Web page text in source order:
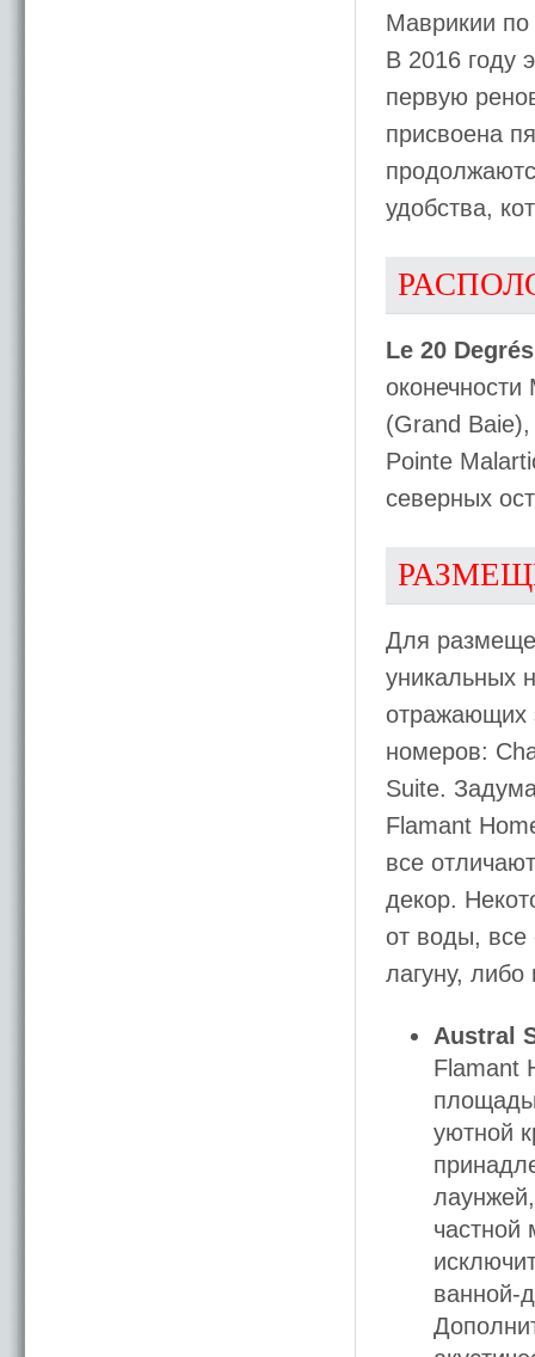
Маврикии по
В 2016 году
первую
присвоена
удобства,
Le 20
(Grand
Pointe
северных
Для
уникальных
отражающих
номеров:
Suite.
Flamant
все
декор.
от воды,
лагуну,
Austral
Flamant
уютной
частной
ванной-